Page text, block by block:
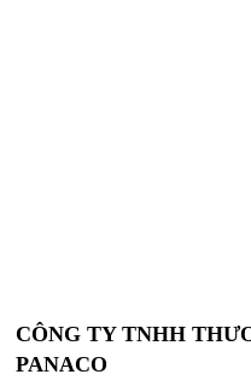
CÔNG TY TNHH
PANACO